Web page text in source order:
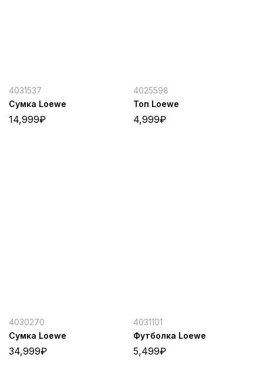
4031537
Сумка Loewe
14,999₽
4025598
Топ Loewe
4,999₽
4030270
Сумка Loewe
34,999₽
4031101
Футболка Loewe
5,499₽